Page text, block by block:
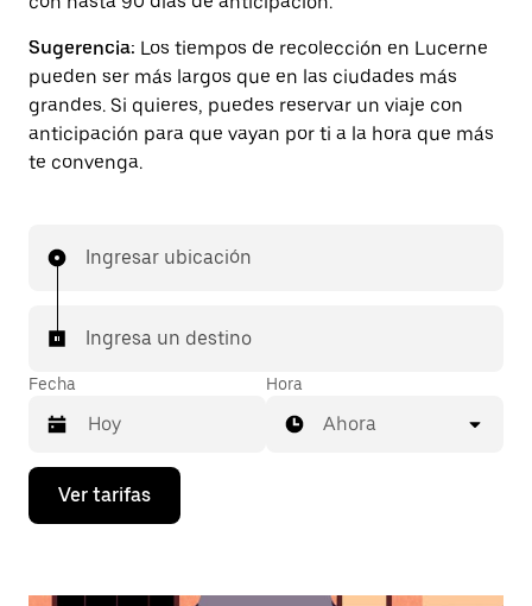
Sugerencia: Los tiempos de recolección en Lucerne
pueden ser más largos que en las ciudades más
grandes. Si quieres, puedes reservar un viaje con
anticipación para que vayan por ti a la hora que más
te convenga.
Ingresar ubicación
Ingresa un destino
Fecha
Presiona
flecha
Hora
Ahora
Ver tarifas